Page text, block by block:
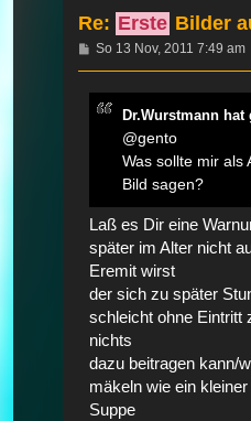
Re: Erste Bilder
Beitrag
So 13 Nov, 2011 7:49 am
Dr.Wurstmann hat
@gento
Was sollte mir als
Bild sagen?
Laß es Dir eine
später im Alter nicht
Eremit wirst
der sich zu später
schleicht ohne Eintritt
nichts
dazu beitragen kann/
mäkeln wie ein
Suppe